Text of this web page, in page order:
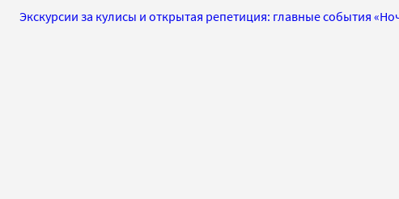
Экскурсии за кулисы и открытая репетиция: главные события